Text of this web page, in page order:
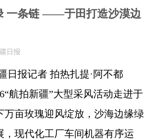
一条链 ——于田打造沙漠边
日报
日报记者 拍热扎提·阿不都
航拍新疆”大型采风活动走进于
万亩玫瑰迎风绽放，沙海边缘绿
，现代化工厂车间机器有序运